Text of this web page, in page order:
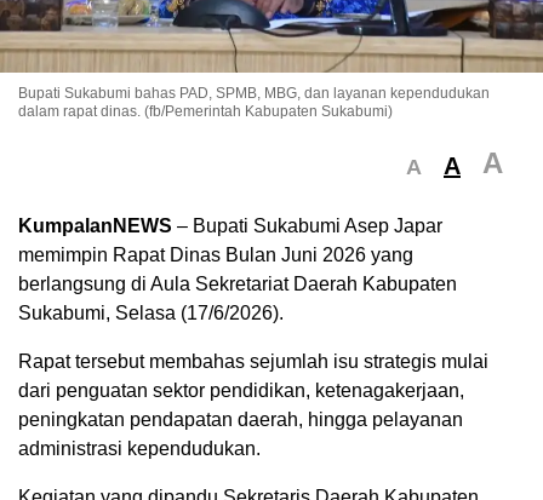
Bupati Sukabumi bahas PAD, SPMB, MBG, dan layanan kependudukan
dalam rapat dinas. (fb/Pemerintah Kabupaten Sukabumi)
A A A
KumpalanNEWS – Bupati Sukabumi Asep Japar
memimpin Rapat Dinas Bulan Juni 2026 yang
berlangsung di Aula Sekretariat Daerah Kabupaten
Sukabumi, Selasa (17/6/2026).
Rapat tersebut membahas sejumlah isu strategis mulai
dari penguatan sektor pendidikan, ketenagakerjaan,
peningkatan pendapatan daerah, hingga pelayanan
administrasi kependudukan.